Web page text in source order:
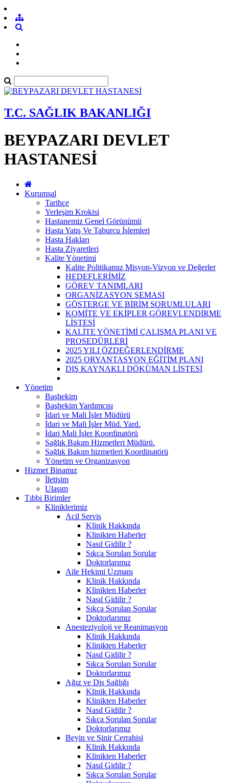
T.C. SAĞLIK BAKANLIĞI
BEYPAZARI DEVLET
HASTANESİ
Kurumsal
Tarihçe
Yerleşim Krokisi
Hastanemiz Genel Görünümü
Hasta Yatış Ve Taburcu İşlemleri
Hasta Hakları
Hasta Ziyaretleri
Kalite Yönetimi
Kalite Politikamız Misyon-Vizyon ve Değerler
HEDEFLERİMİZ
GÖREV TANIMLARI
ORGANİZASYON ŞEMASI
GÖSTERGE VE BİRİM SORUMLULARI
KOMİTE VE EKİPLER GÖREVLENDİRME
LİSTESİ
KALİTE YÖNETİMİ ÇALIŞMA PLANI VE
PROSEDÜRLERİ
2025 YILI ÖZDEĞERLENDİRME
2025 ORYANTASYON EĞİTİM PLANI
DIŞ KAYNAKLI DÖKÜMAN LİSTESİ
Yönetim
Başhekim
Başhekim Yardımcısı
İdari ve Mali İşler Müdürü
İdari ve Mali İşler Müd. Yard.
İdari Mali İşler Koordinatörü
Sağlık Bakım Hizmetleri Müdürü.
Sağlık Bakım hizmetleri Koordinatörü
Yönetim ve Organizasyon
Hizmet Binamız
İletişim
Ulaşım
Tıbbi Birimler
Kliniklerimiz
Acil Servis
Klinik Hakkında
Klinikten Haberler
Nasıl Gidilir ?
Sıkça Sorulan Sorular
Doktorlarımız
Aile Hekimi Uzmanı
Klinik Hakkında
Klinikten Haberler
Nasıl Gidilir ?
Sıkça Sorulan Sorular
Doktorlarımız
Anesteziyoloji ve Reanimasyon
Klinik Hakkında
Klinikten Haberler
Nasıl Gidilir ?
Sıkça Sorulan Sorular
Doktorlarımız
Ağız ve Diş Sağlığı
Klinik Hakkında
Klinikten Haberler
Nasıl Gidilir ?
Sıkça Sorulan Sorular
Doktorlarımız
Beyin ve Sinir Cerrahisi
Klinik Hakkında
Klinikten Haberler
Nasıl Gidilir ?
Sıkça Sorulan Sorular